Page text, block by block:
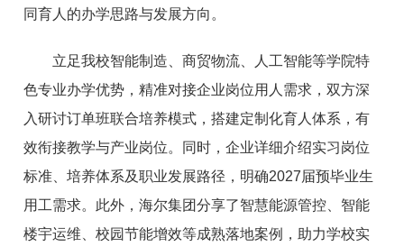
同育人的办学思路与发展方向。
立足我校智能制造、商贸物流、人工智能等学院特
色专业办学优势，精准对接企业岗位用人需求，双方深
入研讨订单班联合培养模式，搭建定制化育人体系，有
效衔接教学与产业岗位。同时，企业详细介绍实习岗位
标准、培养体系及职业发展路径，明确2027届预毕业生
用工需求。此外，海尔集团分享了智慧能源管控、智能
楼宇运维、校园节能增效等成熟落地案例，助力学校实